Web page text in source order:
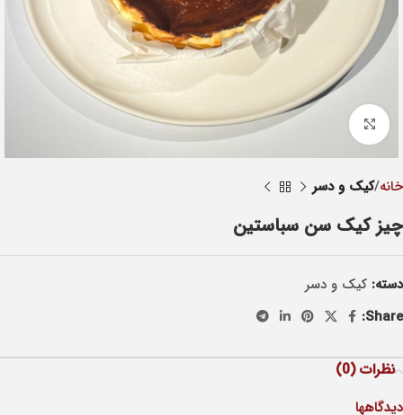
Click to enlarge
خانه کيک و دسر
چیز کیک سن سباستین
دسته: کيک و دسر
Share:
نظرات (0)
دیدگاهها